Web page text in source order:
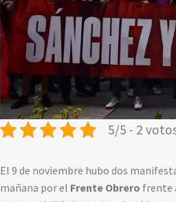
5/5 - 2
El 9 de noviembre hubo dos
mañana por el Frente Obrero frente